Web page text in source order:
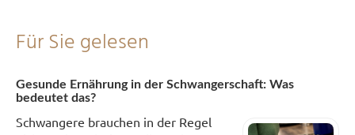
Für Sie gelesen
Gesunde Ernährung in der Schwangerschaft: Was
bedeutet das?
Schwangere brauchen in der Regel